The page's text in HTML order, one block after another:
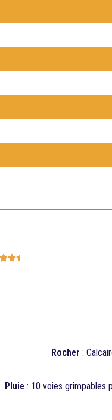

Rocher :
Pluie : 10 voies grimpables